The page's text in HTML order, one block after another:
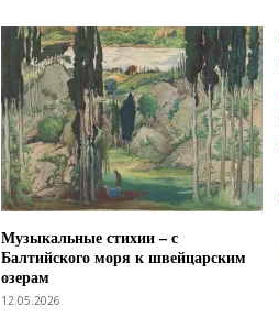
Музыкальные стихии – с
Балтийского моря к швейцарским
озерам
12.05.2026